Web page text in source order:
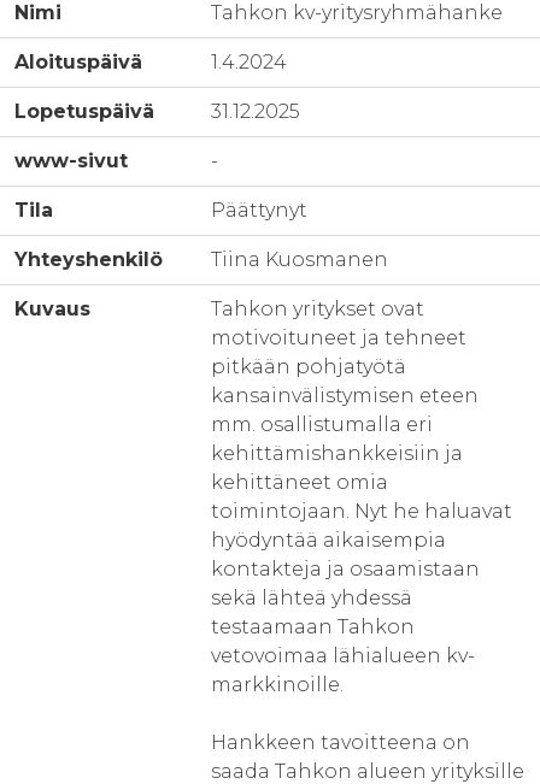
Nimi Tahkon kv-yritysryhmähanke
Aloituspäivä 1.4.2024
Lopetuspäivä 31.12.2025
www-sivut -
Tila Päättynyt
Yhteyshenkilö Tiina Kuosmanen
Kuvaus
Tahkon yritykset ovat
motivoituneet ja tehneet
pitkään pohjatyötä
kansainvälistymisen eteen
mm. osallistumalla eri
kehittämishankkeisiin ja
kehittäneet omia
toimintojaan. Nyt he haluavat
hyödyntää aikaisempia
kontakteja ja osaamistaan
sekä lähteä yhdessä
testaamaan Tahkon
vetovoimaa lähialueen kv-
markkinoille.
Hankkeen tavoitteena on
saada Tahkon alueen yrityksille